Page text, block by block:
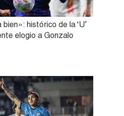
histórico de la ‘U’
elogio a Gonzalo